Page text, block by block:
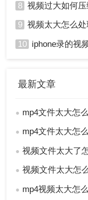
4、看一下有没有需
可以根据自己的需
5、压缩完成，点击
了。
8 视频过大如何
9 视频太大怎么处
10 iphone录的视频
最新文章
● mp4文件太大怎么变小且
● mp4文件太大怎么变小
● 视频文件太大了怎
● 视频文件太大怎么
● mp4视频太大怎么